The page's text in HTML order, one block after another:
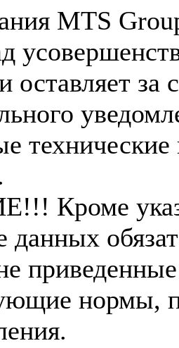
MTS
оставляет за
Кроме
данных
приведенные
нормы,